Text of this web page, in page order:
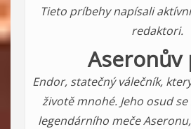
Tieto príbehy napísali
redaktori.
Aseronův
Endor, statečný válečník,
životě mnohé. Jeho osud
legendárního meče